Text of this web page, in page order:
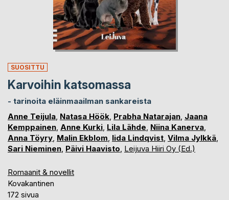
SUOSITTU
Karvoihin katsomassa
- tarinoita eläinmaailman sankareista
Anne Teijula, Natasa Höök, Prabha Natarajan, Jaana
Kemppainen, Anne Kurki, Lila Lähde, Niina Kanerva,
Anna Töyry, Malin Ekblom, Iida Lindqvist, Vilma Jylkkä,
Sari Nieminen, Päivi Haavisto, Leijuva Hiiri Oy (Ed.)
Romaanit & novellit
Kovakantinen
172 sivua